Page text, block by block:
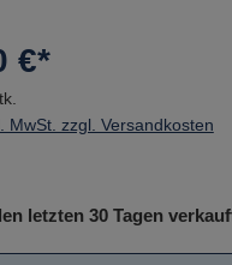
€*
MwSt. zzgl. Versandkosten
letzten 30 Tagen